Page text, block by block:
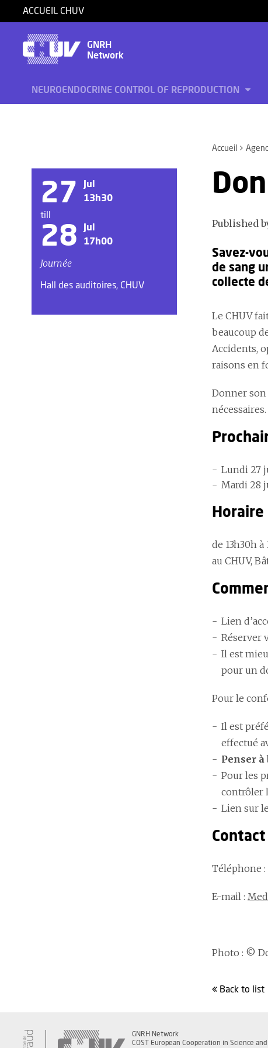
ACCUEIL CHUV
GNRH
Network
NEUROENDOCRINE CONTROL OF REPRODUCTION
Accueil
27
Jul
13h30
till
28
Jul
17h00
Journée
Hall des auditoires, CHUV
Published
Savez-
de sang
collecte
Le CHUV
beaucoup
Accidents,
raisons en
Donner son
nécessaires.
Lundi 27
Mardi 28
de 13h30h à
au CHUV,
Lien
Réserver
Il est
pour un
Pour le
Il est
effectué
Penser
Pour les
contrôler
Lien sur
Contact
Téléphone :
E-mail :
Photo : ©
back to list
GNRH Network
COST European Cooperation in Science